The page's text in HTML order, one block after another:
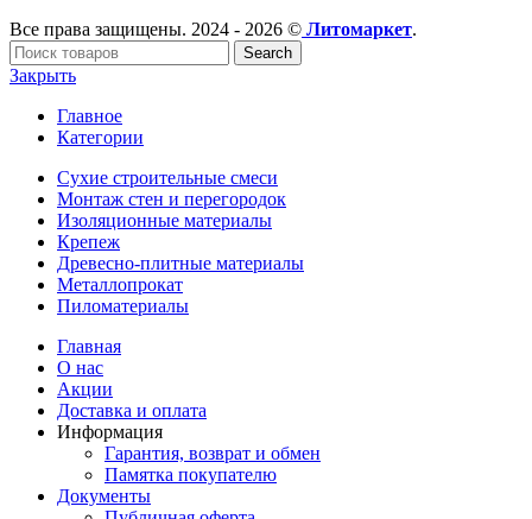
Все права защищены. 2024 - 2026 © Литомаркет.
Search
Закрыть
Главное
Категории
Сухие строительные смеси
Монтаж стен и перегородок
Изоляционные материалы
Крепеж
Древесно-плитные материалы
Металлопрокат
Пиломатериалы
Главная
О нас
Акции
Доставка и оплата
Информация
Гарантия, возврат и обмен
Памятка покупателю
Документы